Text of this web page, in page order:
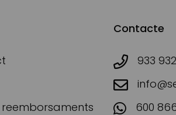
reemborsaments
Contacte
933
600